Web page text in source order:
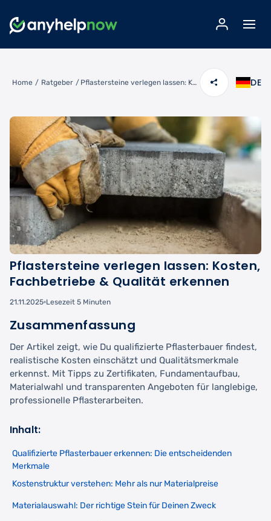
Home / Ratgeber / Pflastersteine verlegen lassen: Kosten, Fachbetriebe & Qualität erkennen DE
Pflastersteine verlegen lassen: Kosten,
Fachbetriebe & Qualität erkennen
21.11.2025 Lesezeit 5 Minuten
Zusammenfassung
Der Artikel zeigt, wie Du qualifizierte Pflasterbauer findest,
realistische Kosten einschätzt und Qualitätsmerkmale
erkennst. Mit Tipps zu Zertifikaten, Fundamentaufbau,
Materialwahl und transparenten Angeboten für langlebige,
professionelle Pflasterarbeiten.
Inhalt:
Qualifizierte Pflasterbauer erkennen: Die entscheidenden
Merkmale
Kostenstruktur verstehen: Mehr als nur Materialpreise
Materialauswahl: Der richtige Stein für Deinen Zweck